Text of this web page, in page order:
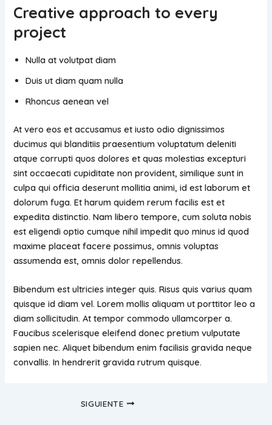
Creative approach to every
project
Nulla at volutpat diam
Duis ut diam quam nulla
Rhoncus aenean vel
At vero eos et accusamus et iusto odio dignissimos
ducimus qui blanditiis praesentium voluptatum deleniti
atque corrupti quos dolores et quas molestias excepturi
sint occaecati cupiditate non provident, similique sunt in
culpa qui officia deserunt mollitia animi, id est laborum et
dolorum fuga. Et harum quidem rerum facilis est et
expedita distinctio. Nam libero tempore, cum soluta nobis
est eligendi optio cumque nihil impedit quo minus id quod
maxime placeat facere possimus, omnis voluptas
assumenda est, omnis dolor repellendus.
Bibendum est ultricies integer quis. Risus quis varius quam
quisque id diam vel. Lorem mollis aliquam ut porttitor leo a
diam sollicitudin. At tempor commodo ullamcorper a.
Faucibus scelerisque eleifend donec pretium vulputate
sapien nec. Aliquet bibendum enim facilisis gravida neque
convallis. In hendrerit gravida rutrum quisque.
SIGUIENTE